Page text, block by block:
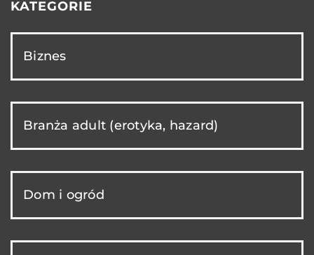
KATEGORIE
Biznes
Branża adult (erotyka, hazard)
Dom i ogród